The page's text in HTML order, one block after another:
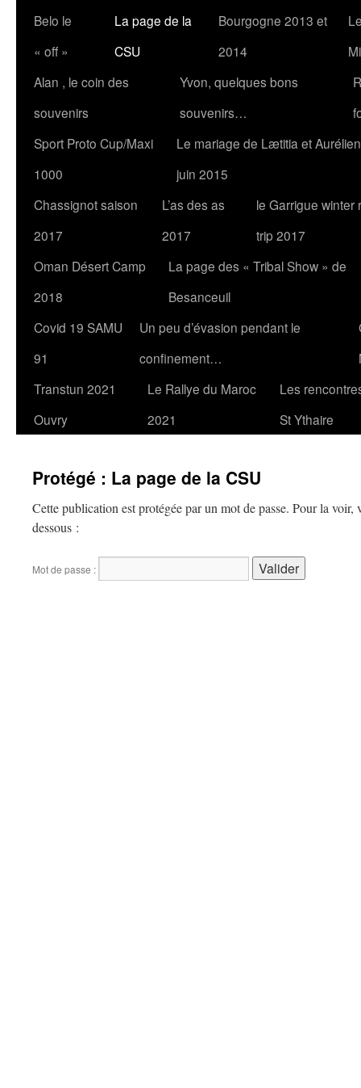
Belo le
« off »
La page de la
CSU
Bourgogne 2013 et
2014
Alan , le coin des
souvenirs
Yvon, quelques bons
souvenirs…
Sport Proto Cup/Maxi
1000
Le mariage de Lætitia et
juin 2015
Chassignot saison
2017
L’as des as
2017
le Garrigue winter
trip 2017
Oman Désert Camp
2018
La page des « Tribal Show » de
Besanceuil
Covid 19 SAMU
91
Un peu d’évasion pendant le
confinement…
Transtun 2021
Ouvry
Le Rallye du Maroc
2021
Les
St Ythaire
Protégé : La page de la CSU
Cette publication est protégée par un mot de passe. Pour la voir,
dessous :
Mot de passe :